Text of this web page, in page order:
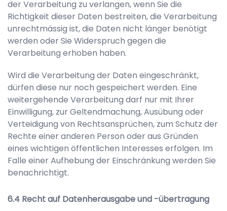
der Verarbeitung zu verlangen, wenn Sie die
Richtigkeit dieser Daten bestreiten, die Verarbeitung
unrechtmässig ist, die Daten nicht länger benötigt
werden oder Sie Widerspruch gegen die
Verarbeitung erhoben haben.
Wird die Verarbeitung der Daten eingeschränkt,
dürfen diese nur noch gespeichert werden. Eine
weitergehende Verarbeitung darf nur mit Ihrer
Einwilligung, zur Geltendmachung, Ausübung oder
Verteidigung von Rechtsansprüchen, zum Schutz der
Rechte einer anderen Person oder aus Gründen
eines wichtigen öffentlichen Interesses erfolgen. Im
Falle einer Aufhebung der Einschränkung werden Sie
benachrichtigt.
Recht auf Datenherausgabe und -übertragung